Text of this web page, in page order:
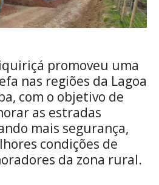
promoveu uma
nas regiões da Lagoa
com o objetivo de
as estradas
mais segurança,
condições de
da zona rural.